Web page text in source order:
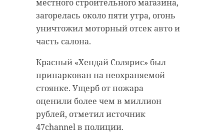
местного строительного магазина,
загорелась около пяти утра, огонь
уничтожил моторный отсек авто и
часть салона.
Красный «Хендай Солярис» был
припаркован на неохраняемой
стоянке. Ущерб от пожара
оценили более чем в миллион
рублей, отметил источник
47channel в полиции.
В состав груза вошли предметы
первой необходимости: одежда и
обувь, теплые одеяла, матрасы, а
также продукты питания. Все это
доставят в Москву, а уже откуда
централизованно – в Сирию.
Активное участие в
формировании и отправке груза
приняли Приозерское отделение
партии «Единая Россия»,